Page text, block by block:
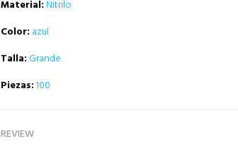
Material: Nitrilo
Color: azul
Talla: Grande
Piezas:100
REVIEW